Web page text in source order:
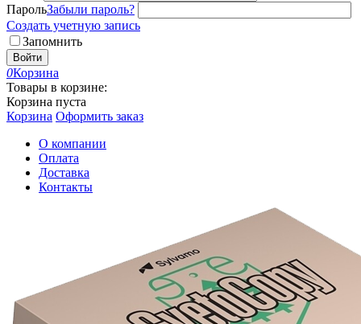
ПарольЗабыли пароль?
Создать учетную запись
Запомнить
Войти
0Корзина
Товары в корзине:
Корзина пуста
Корзина Оформить заказ
О компании
Оплата
Доставка
Контакты